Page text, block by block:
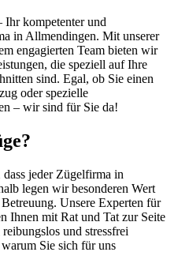
kompetenter und
in Allmendingen. Mit unserer
engagierten Team bieten wir
die speziell auf Ihre
sind. Egal, ob Sie einen
oder spezielle
– wir sind für Sie da!
jeder Zügelfirma in
legen wir besonderen Wert
Unsere Experten für
Ihnen mit Rat und Tat zur Seite
und stressfrei
Sie sich für uns